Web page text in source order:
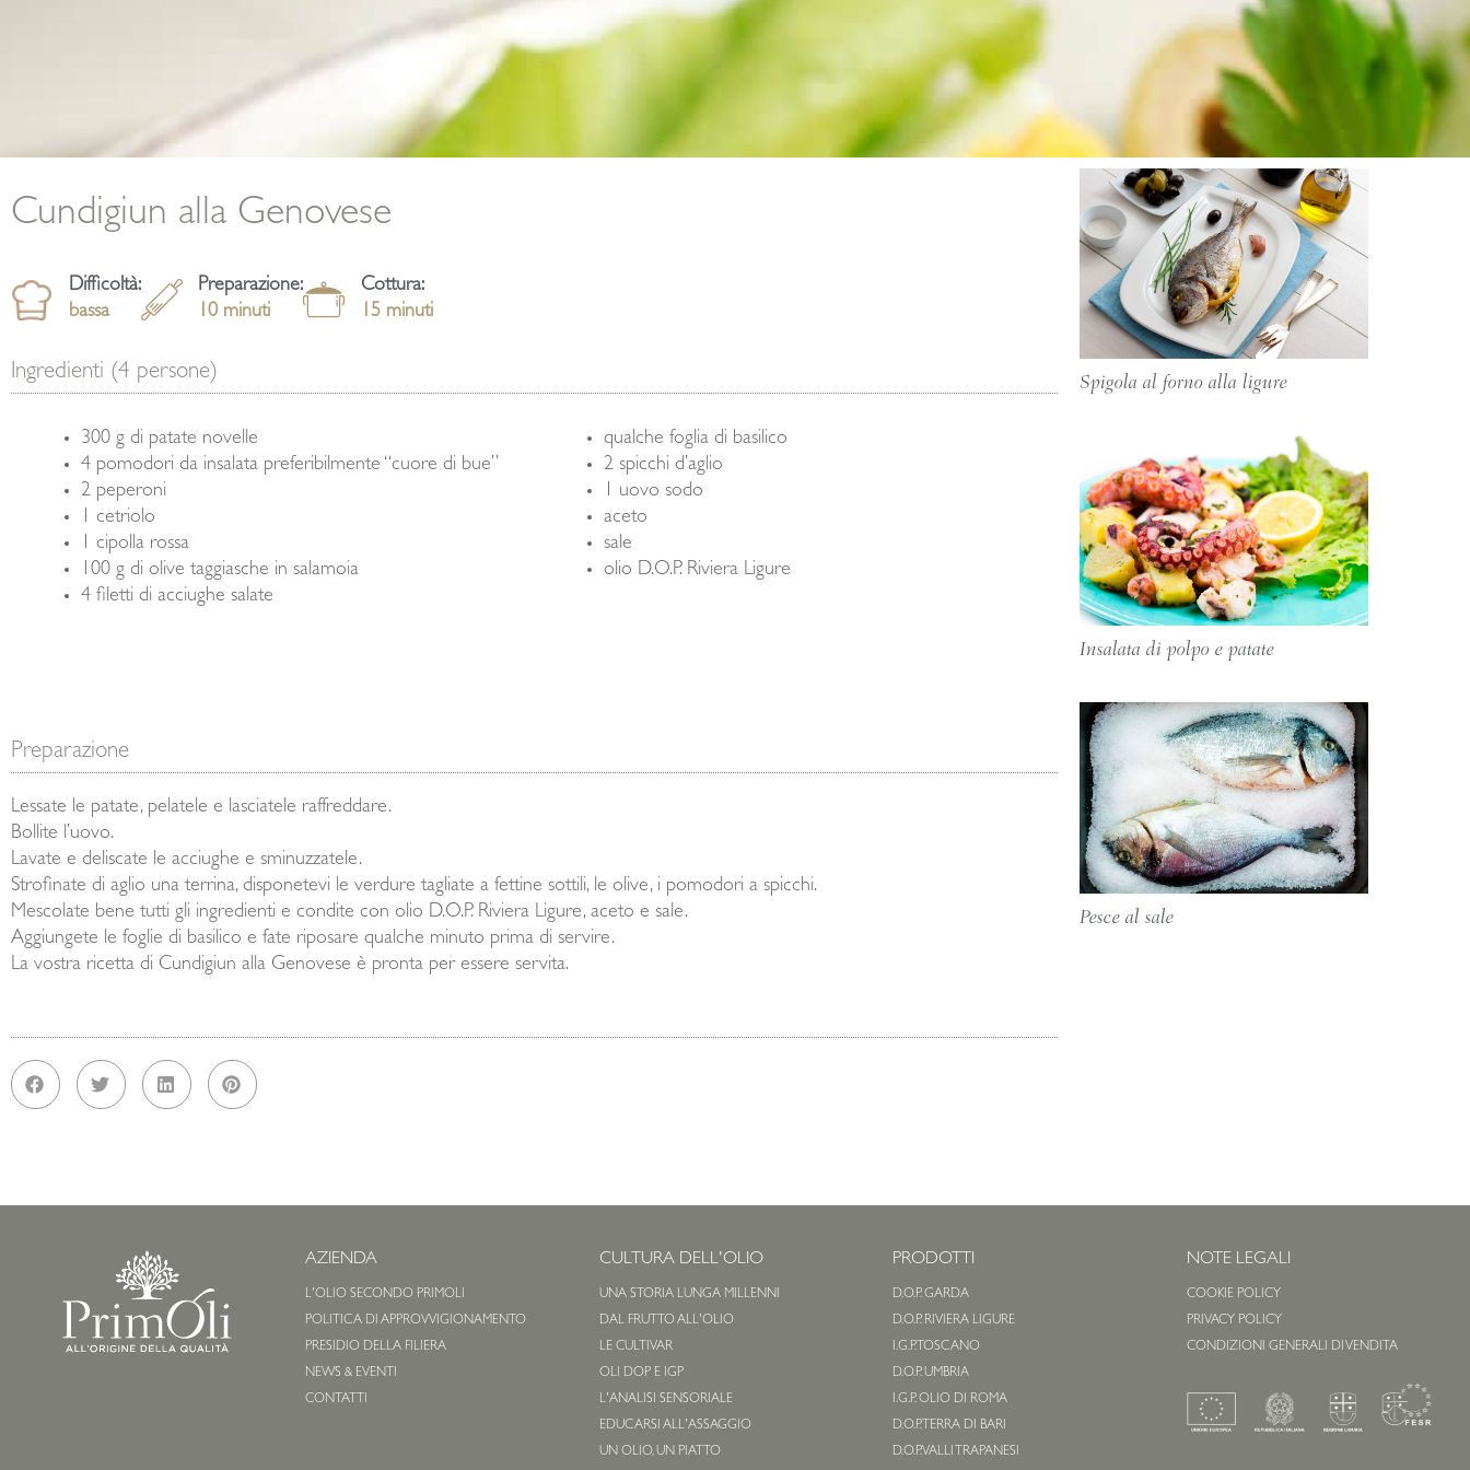
Cundigiun alla Genovese
Difficoltà:
bassa
Preparazione:
10 minuti
Cottura:
15 minuti
Ingredienti (4 persone)
300 g di patate novelle
4 pomodori da insalata preferibilmente “cuore di bue”
2 peperoni
1 cetriolo
1 cipolla rossa
100 g di olive taggiasche in salamoia
4 filetti di acciughe salate
qualche foglia di basilico
2 spicchi d’aglio
1 uovo sodo
aceto
sale
olio D.O.P. Riviera Ligure
Preparazione
Lessate le patate, pelatele e lasciatele raffreddare.
Bollite l’uovo.
Lavate e deliscate le acciughe e sminuzzatele.
Strofinate di aglio una terrina, disponetevi le verdure tagliate a fettine sottili, le olive, i pomodori a spicchi.
Mescolate bene tutti gli ingredienti e condite con olio D.O.P. Riviera Ligure, aceto e sale.
Aggiungete le foglie di basilico e fate riposare qualche minuto prima di servire.
La vostra ricetta di Cundigiun alla Genovese è pronta per essere servita.
Spigola al forno alla ligure
Insalata di polpo e patate
Pesce al sale
AZIENDA
L'OLIO SECONDO PRIMOLI
POLITICA DI APPROVVIGIONAMENTO
PRESIDIO DELLA FILIERA
NEWS & EVENTI
CONTATTI
CULTURA DELL'OLIO
UNA STORIA LUNGA MILLENNI
DAL FRUTTO ALL'OLIO
LE CULTIVAR
OLI DOP E IGP
L'ANALISI SENSORIALE
EDUCARSI ALL'ASSAGGIO
UN OLIO, UN PIATTO
PRODOTTI
D.O.P. GARDA
D.O.P. RIVIERA LIGURE
I.G.P. TOSCANO
D.O.P. UMBRIA
I.G.P. OLIO DI ROMA
D.O.P. TERRA DI BARI
D.O.P. VALLI TRAPANESI
NOTE LEGALI
COOKIE POLICY
PRIVACY POLICY
CONDIZIONI GENERALI DI VENDITA